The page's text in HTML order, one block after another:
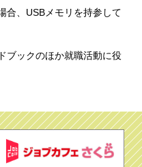
合、USBメモリを持参して
ブックのほか就職活動に役